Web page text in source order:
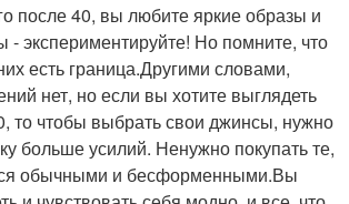
после 40, вы любите яркие образы и
- экспериментируйте! Но помните, что
есть граница.Другими словами,
нет, но если вы хотите выглядеть
то чтобы выбрать свои джинсы, нужно
больше усилий. Ненужно покупать те,
обычными и бесформенными.Вы